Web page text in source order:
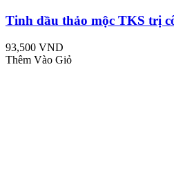
Tinh dầu thảo mộc TKS trị
93,500 VND
Thêm Vào Giỏ